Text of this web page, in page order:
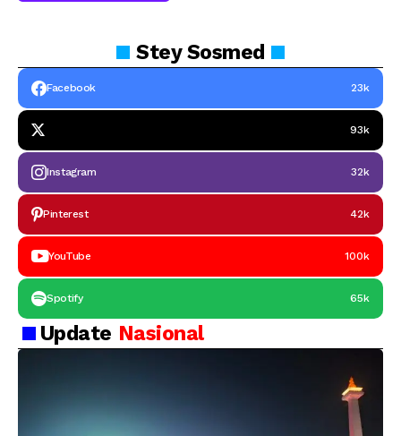
SteySosmed
Facebook 23k
93k
Instagram 32k
Pinterest 42k
YouTube 100k
Spotify 65k
Update Nasional